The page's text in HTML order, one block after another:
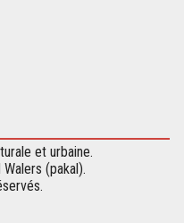
et urbaine.
(pakal).